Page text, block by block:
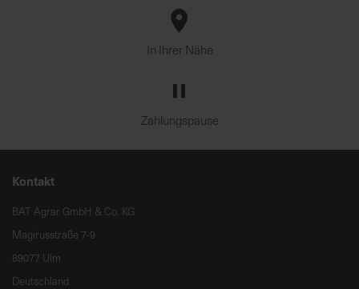
In Ihrer Nähe
Zahlungspause
Kontakt
BAT Agrar GmbH & Co. KG
Magirusstraße 7-9
89077 Ulm
Deutschland